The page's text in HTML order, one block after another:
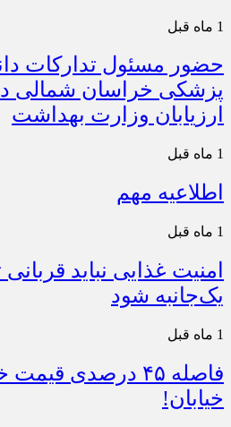
1 ماه قبل
حضور مسئول تدارکات
پزشکی خراسان شمالی
ارزیابان وزارت بهداشت
1 ماه قبل
اطلاعیه مهم
1 ماه قبل
امنیت غذایی نباید
یک‌جانبه شود
1 ماه قبل
فاصله ۴۵ درصدی
خیابان!